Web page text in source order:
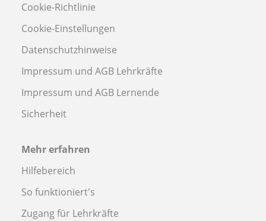
Cookie-Richtlinie
Cookie-Einstellungen
Datenschutzhinweise
Impressum und AGB Lehrkräfte
Impressum und AGB Lernende
Sicherheit
Mehr erfahren
Hilfebereich
So funktioniert's
Zugang für Lehrkräfte